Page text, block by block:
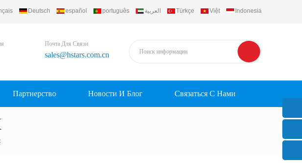
Deutsch español português العربية Türkçe Việt Indonesia
Почта Для Связи
sales@hstars.com.cn
Партнерство Новости И Блог Связаться С Нами